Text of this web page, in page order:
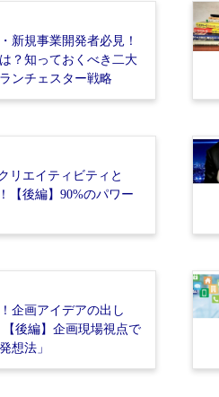
新規事業開発者必見！
？知っておくべき二大
ンチェスター戦略
リエイティビティと
【後編】90%のパワー
企画アイデアの出し
後編】企画現場視点で
想法」